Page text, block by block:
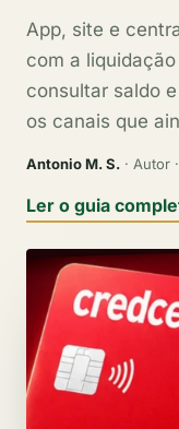
App, site e
com a
consultar saldo
os canais que
Antonio M. S. · Autor
Ler o guia